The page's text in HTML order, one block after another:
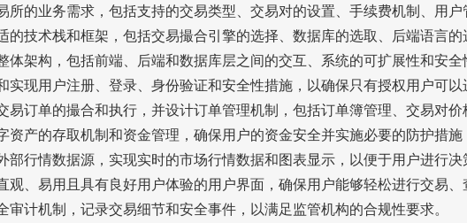
所的业务需求，包括支持的交易类型、交易对的设置、手续费机制、用户
的技术栈和框架，包括交易撮合引擎的选择、数据库的选取、后端语言
体架构，包括前端、后端和数据库层之间的交互、系统的可扩展性和安全
实现用户注册、登录、身份验证和安全性措施，以确保只有授权用户可以
易订单的撮合和执行，并设计订单管理机制，包括订单簿管理、交易对价
资产的存取机制和资金管理，确保用户的资金安全并实施必要的防护措施
部行情数据源，实现实时的市场行情数据和图表显示，以便于用户进行决
观、易用且具有良好用户体验的用户界面，确保用户能够轻松进行交易、
审计机制，记录交易细节和安全事件，以满足监管机构的合规性要求。